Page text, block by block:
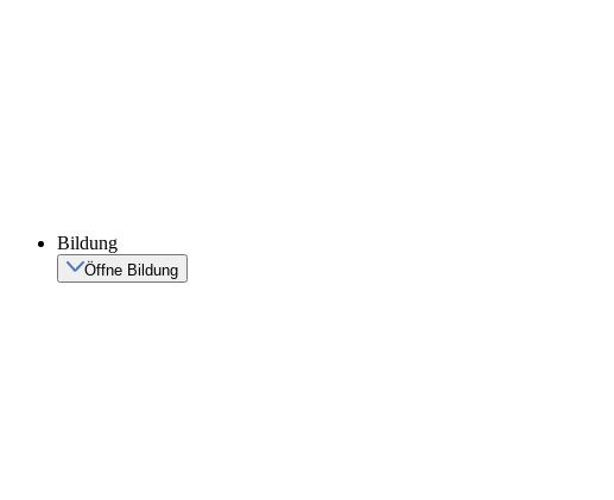
Bildung
Öffne Bildung